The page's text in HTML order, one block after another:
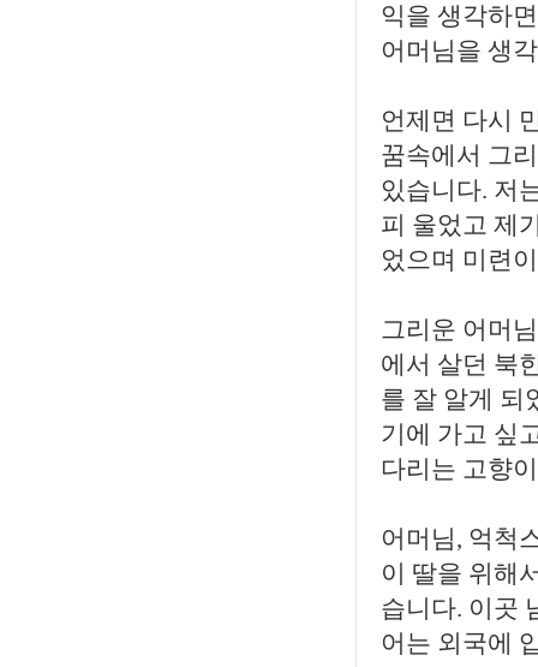
익을 생각하
어머님을 생
언제면 다시
꿈속에서 그
있습니다. 저
피 울었고 제
었으며 미련
그리운 어머
에서 살던 북
를 잘 알게 되
기에 가고 싶
다리는 고향
어머님, 억척
이 딸을 위해
습니다. 이곳
어는 외국에